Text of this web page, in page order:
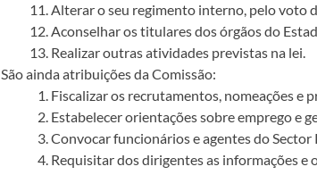
Alterar o seu regimento interno, pelo voto
Aconselhar os titulares dos órgãos do
Realizar outras atividades previstas na lei.
São ainda atribuições da Comissão:
Fiscalizar os recrutamentos, nomeações e
Estabelecer orientações sobre emprego e
Convocar funcionários e agentes do
Requisitar dos dirigentes as informações